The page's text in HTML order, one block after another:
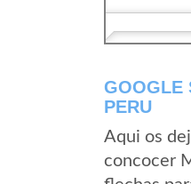
GOOGLE
PERU
Aqui os
concocer